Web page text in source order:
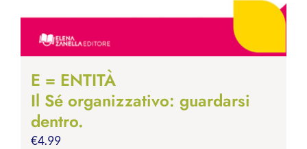
E = ENTITÀ
Il Sé organizzativo: guardarsi
dentro.
€4.99